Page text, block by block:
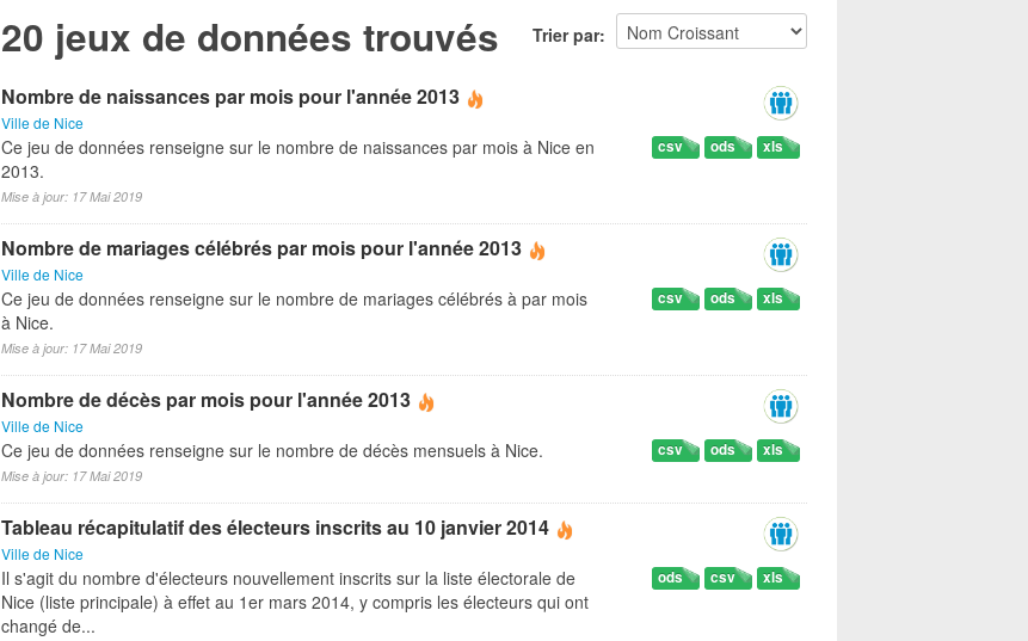
Trier par
20 jeux de données trouvés
Nombre de naissances par mois pour l'année 2013
Ville de Nice
xls
ods
csv
Ce jeu de données renseigne sur le nombre de naissances par mois à Nice en
2013.
Mise à jour: 17 Mai 2019
Nombre de mariages célébrés par mois pour l'année 2013
Ville de Nice
xls
ods
csv
Ce jeu de données renseigne sur le nombre de mariages célébrés à par mois
à Nice.
Mise à jour: 17 Mai 2019
Nombre de décès par mois pour l'année 2013
Ville de Nice
xls
ods
csv
Ce jeu de données renseigne sur le nombre de décès mensuels à Nice.
Mise à jour: 17 Mai 2019
Tableau récapitulatif des électeurs inscrits au 10 janvier 2014
Ville de Nice
xls
csv
ods
Il s'agit du nombre d'électeurs nouvellement inscrits sur la liste électorale de
Nice (liste principale) à effet au 1er mars 2014, y compris les électeurs qui ont
changé de...